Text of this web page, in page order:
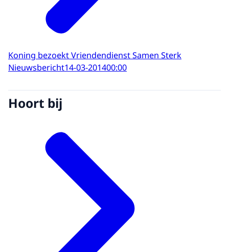
Koning bezoekt Vriendendienst Samen Sterk
Nieuwsbericht14-03-201400:00
Hoort bij